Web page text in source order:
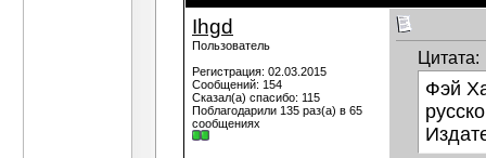
Ihgd
Пользователь
Регистрация: 02.03.2015
Сообщений: 154
Сказал(а) спасибо: 115
Поблагодарили 135 раз(а) в 65
сообщениях
Цитата:
Фэй